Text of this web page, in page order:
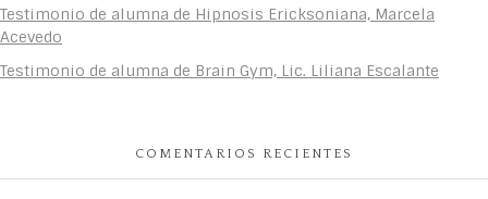
Testimonio de alumna de Hipnosis Ericksoniana, Marcela
Acevedo
Testimonio de alumna de Brain Gym, Lic. Liliana Escalante
COMENTARIOS RECIENTES